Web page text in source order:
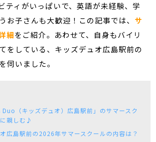
ティがいっぱいで、英語が未経験、学
お子さんも大歓迎！この記事では、 サ
細をご紹介。あわせて、自身もバイリ
をしている、キッズデュオ広島駅前の
伺いました。
（キッズデュオ）広島駅前」のサマースク
親しむ♪
広島駅前の2026年サマースクールの内容は？